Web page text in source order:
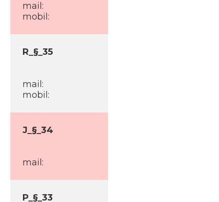
mail:
mobil:
R_§_35
mail:
mobil:
J_§_34
mail:
P_§_33